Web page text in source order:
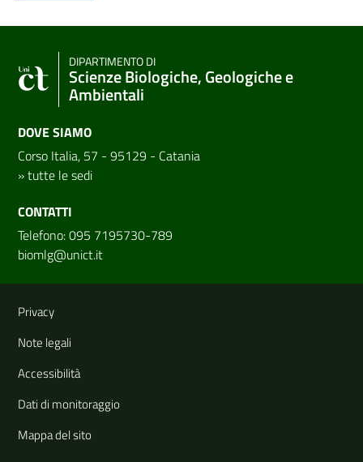
DIPARTIMENTO DI
Scienze Biologiche, Geologiche e
Ambientali
DOVE SIAMO
Corso Italia, 57 - 95129 - Catania
»tutte le sedi
CONTATTI
Telefono: 095 7195730-789
biomlg@unict.it
Link e informazioni utili
Privacy
Note legali
Accessibilità
Dati di monitoraggio
Mappa del sito